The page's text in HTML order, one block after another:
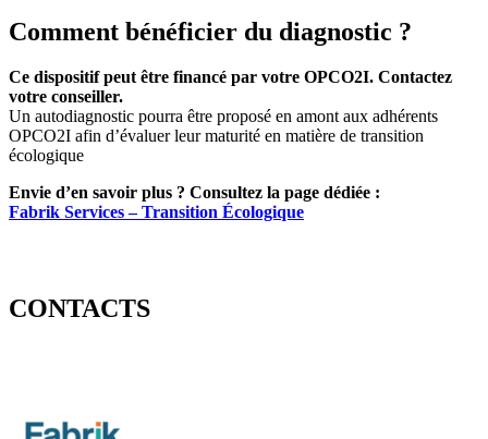
Comment bénéficier du diagnostic ?
Ce dispositif peut être financé par votre OPCO2I. Contactez
votre conseiller.
Un autodiagnostic pourra être proposé en amont aux adhérents
OPCO2I afin d’évaluer leur maturité en matière de transition
écologique
Envie d’en savoir plus ? Consultez la page dédiée :
Fabrik Services – Transition Écologique
CONTACTS